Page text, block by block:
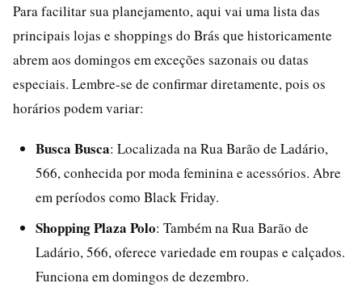
Para facilitar sua planejamento, aqui vai uma lista das
principais lojas e shoppings do Brás que historicamente
abrem aos domingos em exceções sazonais ou datas
especiais. Lembre-se de confirmar diretamente, pois os
horários podem variar:
Busca Busca: Localizada na Rua Barão de Ladário,
566, conhecida por moda feminina e acessórios. Abre
em períodos como Black Friday.
Shopping Plaza Polo: Também na Rua Barão de
Ladário, 566, oferece variedade em roupas e calçados.
Funciona em domingos de dezembro.